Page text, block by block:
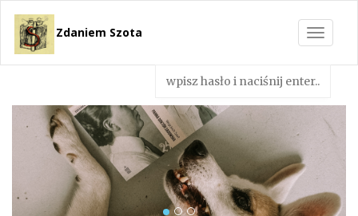
Toggle
Zdaniem Szota